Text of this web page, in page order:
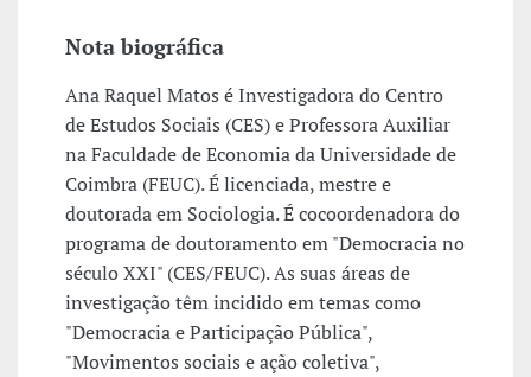
Nota biográfica
Ana Raquel Matos é Investigadora do Centro
de Estudos Sociais (CES) e Professora Auxiliar
na Faculdade de Economia da Universidade de
Coimbra (FEUC). É licenciada, mestre e
doutorada em Sociologia. É cocoordenadora do
programa de doutoramento em "Democracia no
século XXI" (CES/FEUC). As suas áreas de
investigação têm incidido em temas como
"Democracia e Participação Pública",
"Movimentos sociais e ação coletiva",